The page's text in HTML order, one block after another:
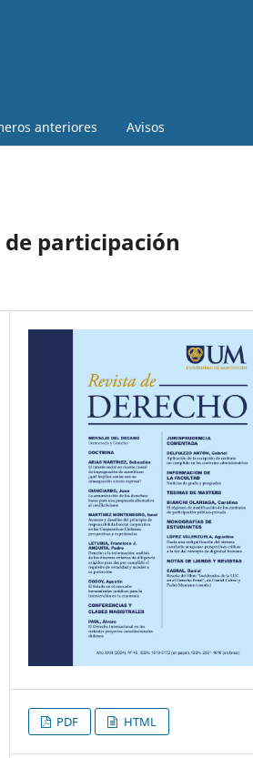
anteriores Avisos
participación
PDF HTML